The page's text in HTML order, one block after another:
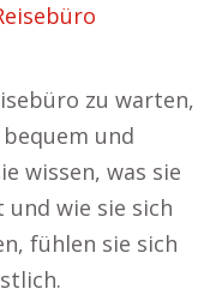
zu warten,
und
wissen, was sie
wie sie sich
fühlen sie sich